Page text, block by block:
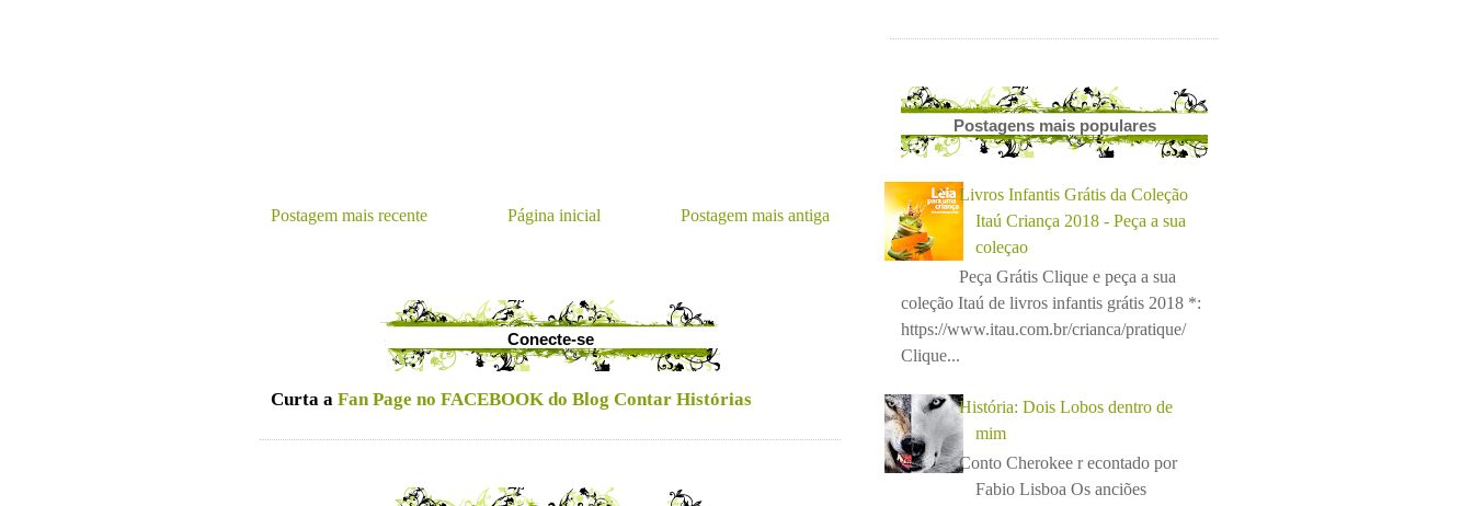
Postagem mais recente Postagem mais antiga
Página inicial
Conecte-se
Curta a Fan Page no FACEBOOK do Blog Contar Histórias
Postagens mais populares
Livros Infantis Grátis da Coleção
Itaú Criança 2018 - Peça a sua
coleçao
Peça Grátis Clique e peça a sua
coleção Itaú de livros infantis grátis 2018 *:
https://www.itau.com.br/crianca/pratique/
Clique...
História: Dois Lobos dentro de
mim
Conto Cherokee r econtado por
Fabio Lisboa Os anciões